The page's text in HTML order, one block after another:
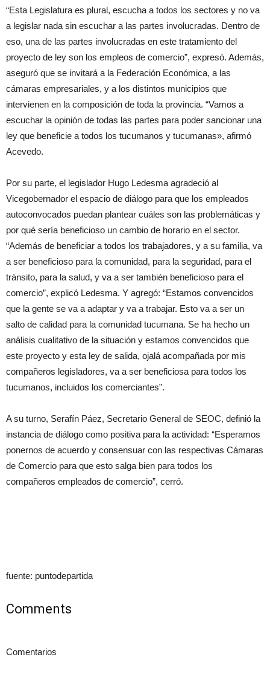
“Esta Legislatura es plural, escucha a todos los sectores y no va
a legislar nada sin escuchar a las partes involucradas. Dentro de
eso, una de las partes involucradas en este tratamiento del
proyecto de ley son los empleos de comercio”, expresó. Además,
aseguró que se invitará a la Federación Económica, a las
cámaras empresariales, y a los distintos municipios que
intervienen en la composición de toda la provincia. “Vamos a
escuchar la opinión de todas las partes para poder sancionar una
ley que beneficie a todos los tucumanos y tucumanas», afirmó
Acevedo.
Por su parte, el legislador Hugo Ledesma agradeció al
Vicegobernador el espacio de diálogo para que los empleados
autoconvocados puedan plantear cuáles son las problemáticas y
por qué sería beneficioso un cambio de horario en el sector.
“Además de beneficiar a todos los trabajadores, y a su familia, va
a ser beneficioso para la comunidad, para la seguridad, para el
tránsito, para la salud, y va a ser también beneficioso para el
comercio”, explicó Ledesma. Y agregó: “Estamos convencidos
que la gente se va a adaptar y va a trabajar. Esto va a ser un
salto de calidad para la comunidad tucumana. Se ha hecho un
análisis cualitativo de la situación y estamos convencidos que
este proyecto y esta ley de salida, ojalá acompañada por mis
compañeros legisladores, va a ser beneficiosa para todos los
tucumanos, incluidos los comerciantes”.
A su turno, Serafín Páez, Secretario General de SEOC, definió la
instancia de diálogo como positiva para la actividad: “Esperamos
ponernos de acuerdo y consensuar con las respectivas Cámaras
de Comercio para que esto salga bien para todos los
compañeros empleados de comercio”, cerró.
fuente: puntodepartida
Comments
Comentarios